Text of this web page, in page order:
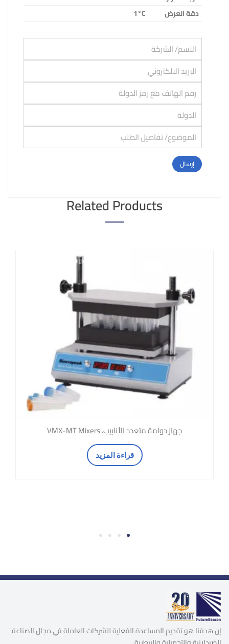
دقة العرض
1°C
Related Products
جهاز دوامة متعدد الأنابيب، VMX-MT Mixers
قراءة المزيد
1
2
3
4
إن هدفنا هو تقديم المساعدة الفعلية للشركات العاملة في مجال الصناعة